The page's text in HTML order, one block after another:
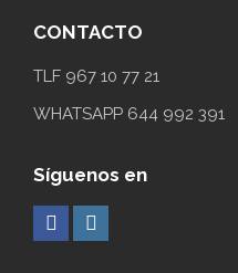
CONTACTO
TLF 967 10 77 21
WHATSAPP 644 992 391
Síguenos en